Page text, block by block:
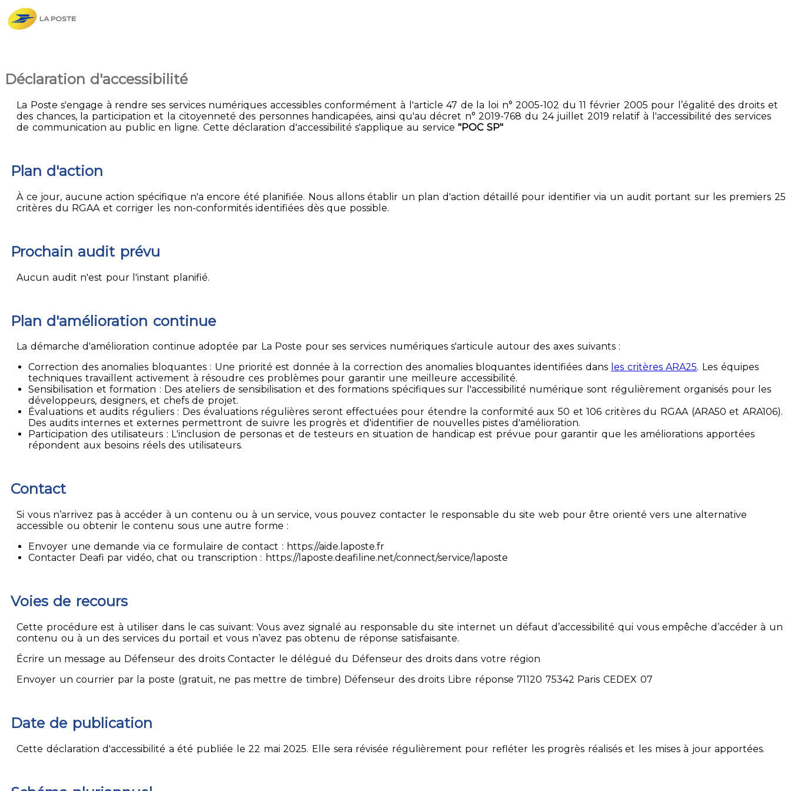
Déclaration d'accessibilité
La Poste s'engage à rendre ses services numériques accessibles conformément à l'article 47 de la loi n° 2005-102 du 11 février 2005 pour l’égalité des droits et
des chances, la participation et la citoyenneté des personnes handicapées, ainsi qu'au décret n° 2019-768 du 24 juillet 2019 relatif à l'accessibilité des services
de communication au public en ligne. Cette déclaration d'accessibilité s'applique au service"POC SP"
Plan d'action
À ce jour, aucune action spécifique n'a encore été planifiée. Nous allons établir un plan d'action détaillé pour identifier via un audit portant sur les premiers 25
critères du RGAA et corriger les non-conformités identifiées dès que possible.
Prochain audit prévu
Aucun audit n'est pour l'instant planifié.
Plan d'amélioration continue
La démarche d'amélioration continue adoptée par La Poste pour ses services numériques s'articule autour des axes suivants :
Correction des anomalies bloquantes : Une priorité est donnée à la correction des anomalies bloquantes identifiées dans les critères ARA25. Les équipes
techniques travaillent activement à résoudre ces problèmes pour garantir une meilleure accessibilité.
Sensibilisation et formation : Des ateliers de sensibilisation et des formations spécifiques sur l'accessibilité numérique sont régulièrement organisés pour les
développeurs, designers, et chefs de projet.
Évaluations et audits réguliers : Des évaluations régulières seront effectuées pour étendre la conformité aux 50 et 106 critères du RGAA (ARA50 et ARA106).
Des audits internes et externes permettront de suivre les progrès et d'identifier de nouvelles pistes d'amélioration.
Participation des utilisateurs : L'inclusion de personas et de testeurs en situation de handicap est prévue pour garantir que les améliorations apportées
répondent aux besoins réels des utilisateurs.
Contact
Si vous n’arrivez pas à accéder à un contenu ou à un service, vous pouvez contacter le responsable du site web pour être orienté vers une alternative
accessible ou obtenir le contenu sous une autre forme :
Envoyer une demande via ce formulaire de contact : https://aide.laposte.fr
Contacter Deafi par vidéo, chat ou transcription : https://laposte.deafiline.net/connect/service/laposte
Voies de recours
Cette procédure est à utiliser dans le cas suivant: Vous avez signalé au responsable du site internet un défaut d’accessibilité qui vous empêche d’accéder à un
contenu ou à un des services du portail et vous n’avez pas obtenu de réponse satisfaisante.
Écrire un message au Défenseur des droits Contacter le délégué du Défenseur des droits dans votre région
Envoyer un courrier par la poste (gratuit, ne pas mettre de timbre) Défenseur des droits Libre réponse 71120 75342 Paris CEDEX 07
Date de publication
Cette déclaration d'accessibilité a été publiée le 22 mai 2025. Elle sera révisée régulièrement pour refléter les progrès réalisés et les mises à jour apportées.